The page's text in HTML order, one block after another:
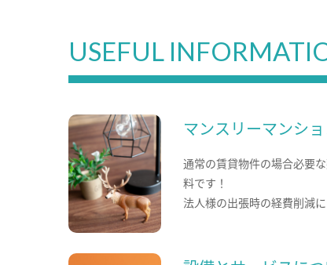
USEFUL
マンスリーマンシ
通常の賃貸物件の場合必要
料です！
法人様の出張時の経費削減に